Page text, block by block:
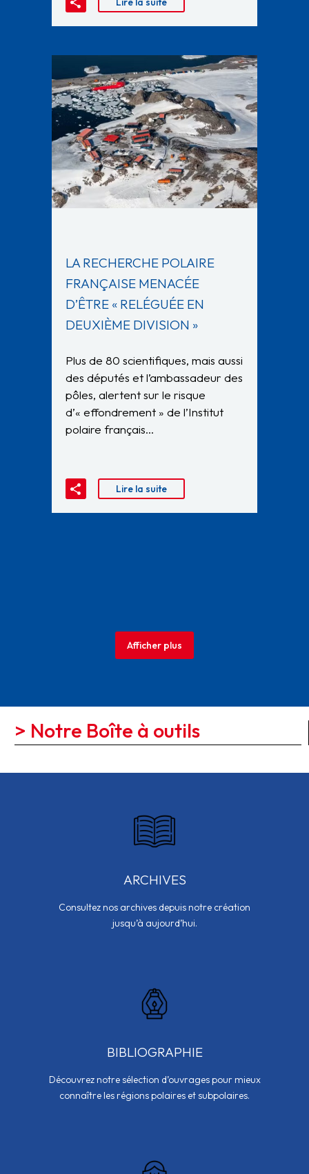
LA RECHERCHE POLAIRE
FRANÇAISE MENACÉE
D’ÊTRE « RELÉGUÉE EN
DEUXIÈME DIVISION »
Plus de 80 scientifiques, mais aussi
des députés et l’ambassadeur des
pôles, alertent sur le risque
d’« effondrement » de l’Institut
polaire français…
Lire la suite
Afficher plus
> Notre Boîte à outils
ARCHIVES
Consultez nos archives depuis notre création
jusqu’à aujourd’hui.
BIBLIOGRAPHIE
Découvrez notre sélection d’ouvrages pour mieux
connaître les régions polaires et subpolaires.